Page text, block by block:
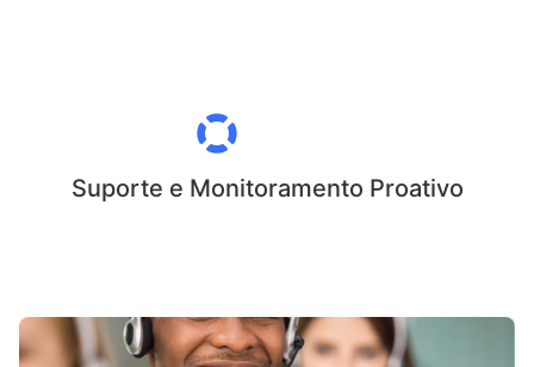
Suporte e Monitoramento Proativo